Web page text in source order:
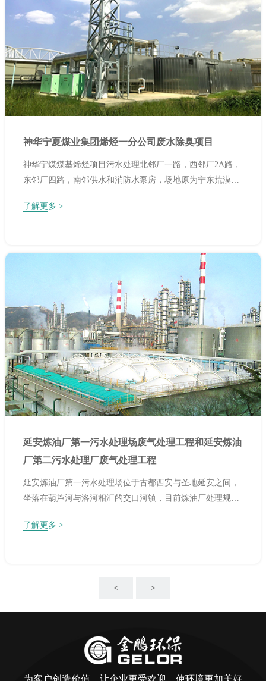
神华宁夏煤业集团烯烃一分公司废水除臭项目
神华宁煤煤基烯烃项目污水处理北邻厂一路，西邻厂2A路，
东邻厂四路，南邻供水和消防水泵房，场地原为宁东荒漠沙
了解更多 >
延安炼油厂第一污水处理场废气处理工程和延安炼油
厂第二污水处理厂废气处理工程
延安炼油厂第一污水处理场位于古都西安与圣地延安之间，
坐落在葫芦河与洛河相汇的交口河镇，目前炼油厂处理规模
了解更多 >
< >